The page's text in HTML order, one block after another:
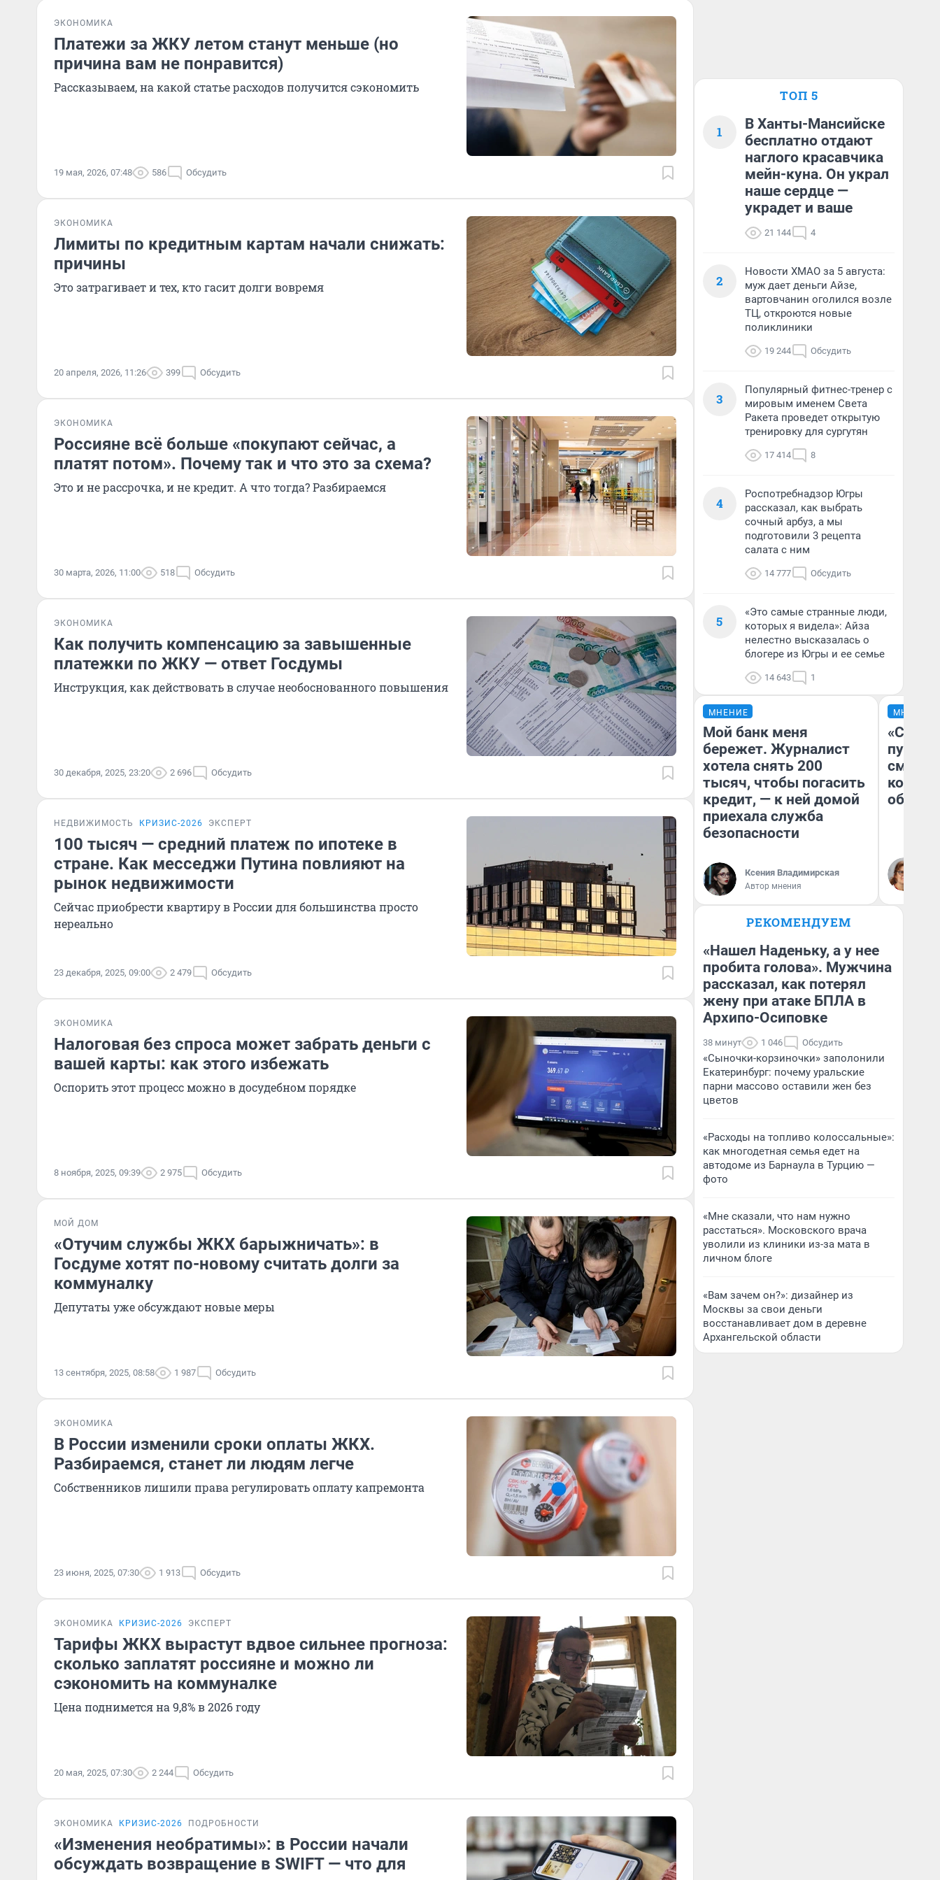
ЭКОНОМИКА
Платежи за ЖКУ летом станут меньше (но
причина вам не понравится)
Рассказываем, на какой статье расходов получится сэкономить
19 мая, 2026, 07:48 586 Обсудить
ЭКОНОМИКА
Лимиты по кредитным картам начали снижать:
причины
Это затрагивает и тех, кто гасит долги вовремя
20 апреля, 2026, 11:26 399 Обсудить
ЭКОНОМИКА
Россияне всё больше «покупают сейчас, а
платят потом». Почему так и что это за схема?
Это и не рассрочка, и не кредит. А что тогда? Разбираемся
30 марта, 2026, 11:00 518 Обсудить
ЭКОНОМИКА
Как получить компенсацию за завышенные
платежки по ЖКУ — ответ Госдумы
Инструкция, как действовать в случае необоснованного повышения
30 декабря, 2025, 23:20 2 696 Обсудить
НЕДВИЖИМОСТЬ КРИЗИС-2026 ЭКСПЕРТ
100 тысяч — средний платеж по ипотеке в
стране. Как месседжи Путина повлияют на
рынок недвижимости
Сейчас приобрести квартиру в России для большинства просто
нереально
23 декабря, 2025, 09:00 2 479 Обсудить
ЭКОНОМИКА
Налоговая без спроса может забрать деньги с
вашей карты: как этого избежать
Оспорить этот процесс можно в досудебном порядке
8 ноября, 2025, 09:39 2 975 Обсудить
МОЙ ДОМ
«Отучим службы ЖКХ барыжничать»: в
Госдуме хотят по-новому считать долги за
коммуналку
Депутаты уже обсуждают новые меры
13 сентября, 2025, 08:58 1 987 Обсудить
ЭКОНОМИКА
В России изменили сроки оплаты ЖКХ.
Разбираемся, станет ли людям легче
Собственников лишили права регулировать оплату капремонта
23 июня, 2025, 07:30 1 913 Обсудить
ЭКОНОМИКА КРИЗИС-2026 ЭКСПЕРТ
Тарифы ЖКХ вырастут вдвое сильнее прогноза:
сколько заплатят россияне и можно ли
сэкономить на коммуналке
Цена поднимется на 9,8% в 2026 году
20 мая, 2025, 07:30 2 244 Обсудить
ЭКОНОМИКА КРИЗИС-2026 ПОДРОБНОСТИ
«Изменения необратимы»: в России начали
обсуждать возвращение в SWIFT — что для
ТОП 5
1
В Ханты-Мансийске
бесплатно отдают
наглого красавчика
мейн-куна. Он украл
наше сердце —
украдет и ваше
21 144 4
2
Новости ХМАО за 5 августа:
муж дает деньги Айзе,
вартовчанин оголился возле
ТЦ, откроются новые
поликлиники
19 244 Обсудить
3
Популярный фитнес-тренер с
мировым именем Света
Ракета проведет открытую
тренировку для сургутян
17 414 8
4
Роспотребнадзор Югры
рассказал, как выбрать
сочный арбуз, а мы
подготовили 3 рецепта
салата с ним
14 777 Обсудить
5
«Это самые странные люди,
которых я видела»: Айза
нелестно высказалась о
блогере из Югры и ее семье
14 643 1
МНЕНИЕ
Мой банк меня
бережет. Журналист
хотела снять 200
тысяч, чтобы погасить
кредит, — к ней домой
приехала служба
безопасности
Ксения Владимирская
Автор мнения
МНЕНИЕ
РЕКОМЕНДУЕМ
«Нашел Наденьку, а у нее
пробита голова». Мужчина
рассказал, как потерял
жену при атаке БПЛА в
Архипо-Осиповке
38 минут 1 046 Обсудить
«Сыночки-корзиночки» заполонили
Екатеринбург: почему уральские
парни массово оставили жен без
цветов
«Расходы на топливо колоссальные»:
как многодетная семья едет на
автодоме из Барнаула в Турцию —
фото
«Мне сказали, что нам нужно
расстаться». Московского врача
уволили из клиники из-за мата в
личном блоге
«Вам зачем он?»: дизайнер из
Москвы за свои деньги
восстанавливает дом в деревне
Архангельской области